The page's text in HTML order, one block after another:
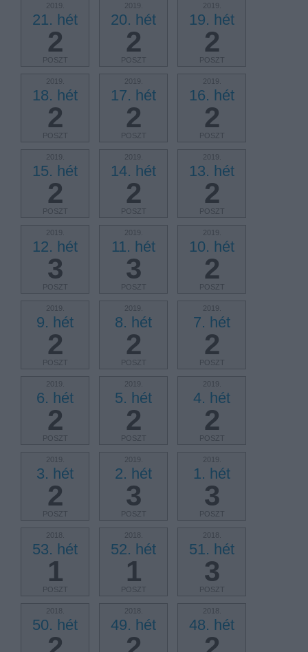
2019.
21. hét
2
POSZT
2019.
20. hét
2
POSZT
2019.
19. hét
2
POSZT
2019.
18. hét
2
POSZT
2019.
17. hét
2
POSZT
2019.
16. hét
2
POSZT
2019.
15. hét
2
POSZT
2019.
14. hét
2
POSZT
2019.
13. hét
2
POSZT
2019.
12. hét
3
POSZT
2019.
11. hét
3
POSZT
2019.
10. hét
2
POSZT
2019.
9. hét
2
POSZT
2019.
8. hét
2
POSZT
2019.
7. hét
2
POSZT
2019.
6. hét
2
POSZT
2019.
5. hét
2
POSZT
2019.
4. hét
2
POSZT
2019.
3. hét
2
POSZT
2019.
2. hét
3
POSZT
2019.
1. hét
3
POSZT
2018.
53. hét
1
POSZT
2018.
52. hét
1
POSZT
2018.
51. hét
3
POSZT
2018.
50. hét
2018.
49. hét
2018.
48. hét